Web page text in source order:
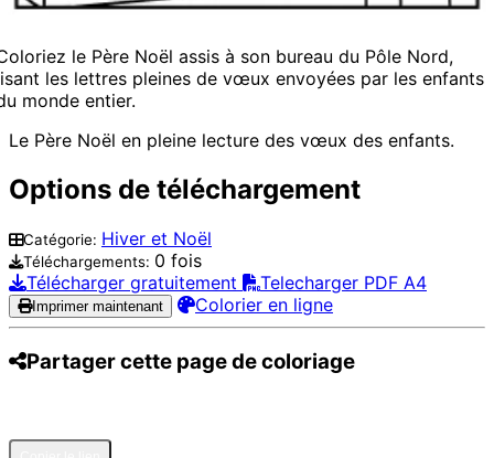
le Père Noël assis à son bureau du Pôle Nord,
les lettres pleines de vœux envoyées par les enfants
monde entier.
Le Père Noël en pleine lecture des vœux des enfants.
Options de téléchargement
Catégorie: Hiver et Noël
Téléchargements: 0 fois
Télécharger gratuitement
Telecharger PDF A4
Imprimer maintenant Colorier en ligne
Partager cette page de coloriage